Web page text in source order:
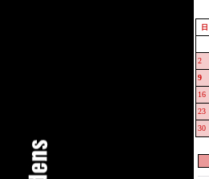
日
2
9
16
23
30